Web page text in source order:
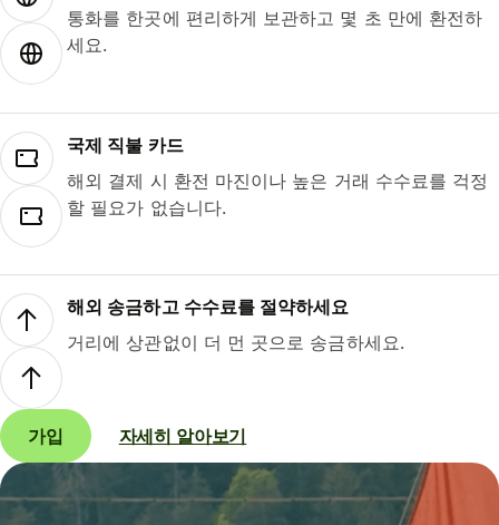
통화를 한곳에 편리하게 보관하고 몇 초 만에 환전하
세요.
국제 직불 카드
해외 결제 시 환전 마진이나 높은 거래 수수료를 걱정
할 필요가 없습니다.
해외 송금하고 수수료를 절약하세요
거리에 상관없이 더 먼 곳으로 송금하세요.
가입 자세히 알아보기